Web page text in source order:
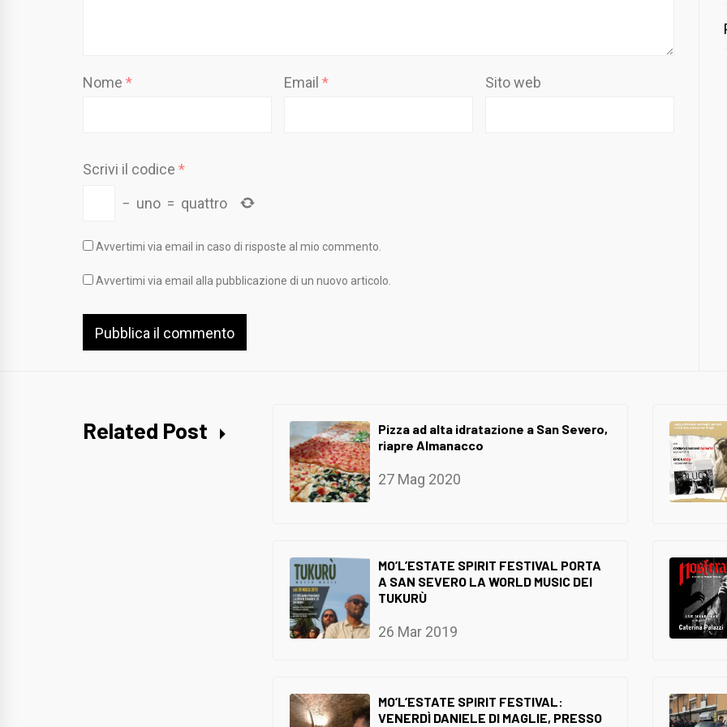
Nome * Email * Sito web
Scrivi il codice *
− uno = quattro
Avvertimi via email in caso di risposte al mio commento.
Avvertimi via email alla pubblicazione di un nuovo articolo.
Related Post
Pizza ad alta idratazione a San Severo,
riapre Almanacco
27 Mag 2020
MO’L’ESTATE SPIRIT FESTIVAL PORTA
A SAN SEVERO LA WORLD MUSIC DEI
TUKURÙ
26 Mar 2019
MO’L’ESTATE SPIRIT FESTIVAL:
VENERDÌ DANIELE DI MAGLIE, PRESSO